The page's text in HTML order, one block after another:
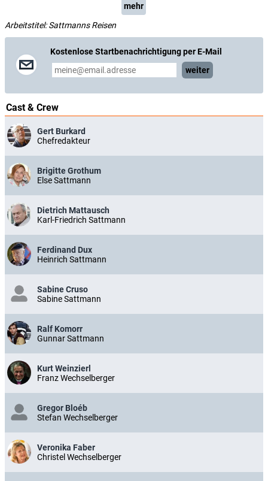
mehr
Arbeitstitel: Sattmanns Reisen
Kostenlose Startbenachrichtigung per E-Mail
weiter
Cast & Crew
Gert Burkard
Chefredakteur
Brigitte Grothum
Else Sattmann
Dietrich Mattausch
Karl-Friedrich Sattmann
Ferdinand Dux
Heinrich Sattmann
Sabine Cruso
Sabine Sattmann
Ralf Komorr
Gunnar Sattmann
Kurt Weinzierl
Franz Wechselberger
Gregor Bloéb
Stefan Wechselberger
Veronika Faber
Christel Wechselberger